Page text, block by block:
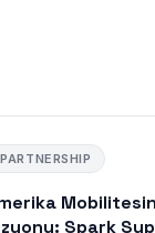
PARTNERSHIP
Spark